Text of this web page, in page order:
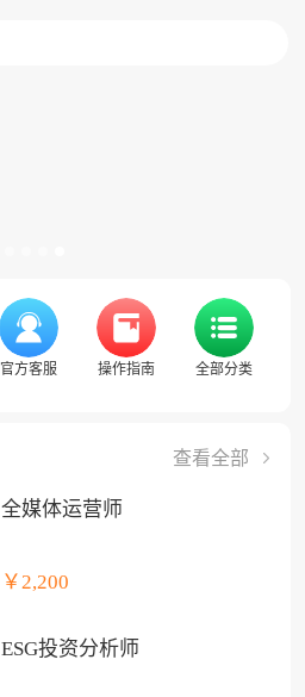
官方客服 操作指南 全部分类
查看全部
全媒体运营师
￥2,200
ESG投资分析师